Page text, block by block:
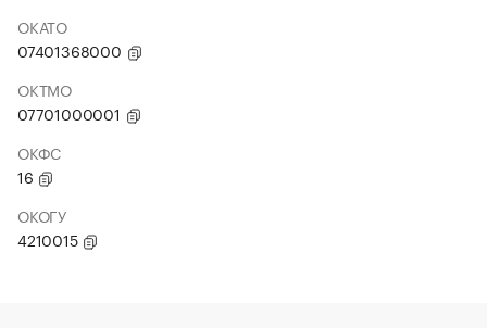
ОКАТО
07401368000
ОКТМО
07701000001
ОКФС
16
ОКОГУ
4210015